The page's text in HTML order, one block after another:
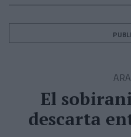
El
descarta